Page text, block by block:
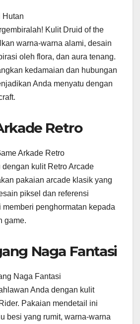
Kulit Druid of the
warna-warna alami, desain
oleh flora, dan aura tenang.
kedamaian dan hubungan
Anda menyatu dengan
Retro
dengan kulit Retro Arcade
pakaian arcade klasik yang
piksel dan referensi
memberi penghormatan kepada
game.
Naga Fantasi
Anda dengan kulit
Pakaian mendetail ini
besi yang rumit, warna-warna